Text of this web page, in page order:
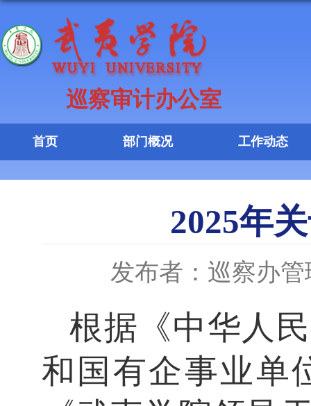
巡察审计办公室
首页 部门概况 工作动态
2025年
发布者：巡察办管
根据《中华人
和国有企事业单